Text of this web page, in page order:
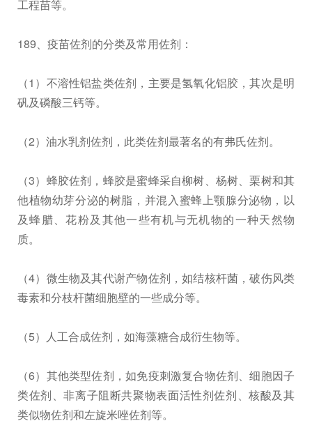
工程苗等。
189、疫苗佐剂的分类及常用佐剂：
（1）不溶性铝盐类佐剂，主要是氢氧化铝胶，其次是明
矾及磷酸三钙等。
（2）油水乳剂佐剂，此类佐剂最著名的有弗氏佐剂。
（3）蜂胶佐剂，蜂胶是蜜蜂采自柳树、杨树、栗树和其
他植物幼芽分泌的树脂，并混入蜜蜂上颚腺分泌物，以
及蜂腊、花粉及其他一些有机与无机物的一种天然物
质。
（4）微生物及其代谢产物佐剂，如结核杆菌，破伤风类
毒素和分枝杆菌细胞壁的一些成分等。
（5）人工合成佐剂，如海藻糖合成衍生物等。
（6）其他类型佐剂，如免疫刺激复合物佐剂、细胞因子
类佐剂、非离子阻断共聚物表面活性剂佐剂、核酸及其
类似物佐剂和左旋米唑佐剂等。